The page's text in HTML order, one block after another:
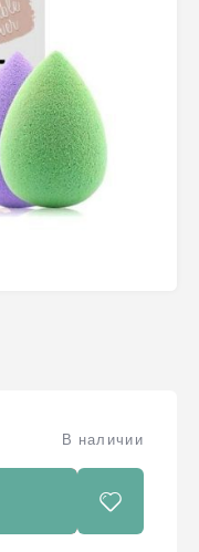
В наличии